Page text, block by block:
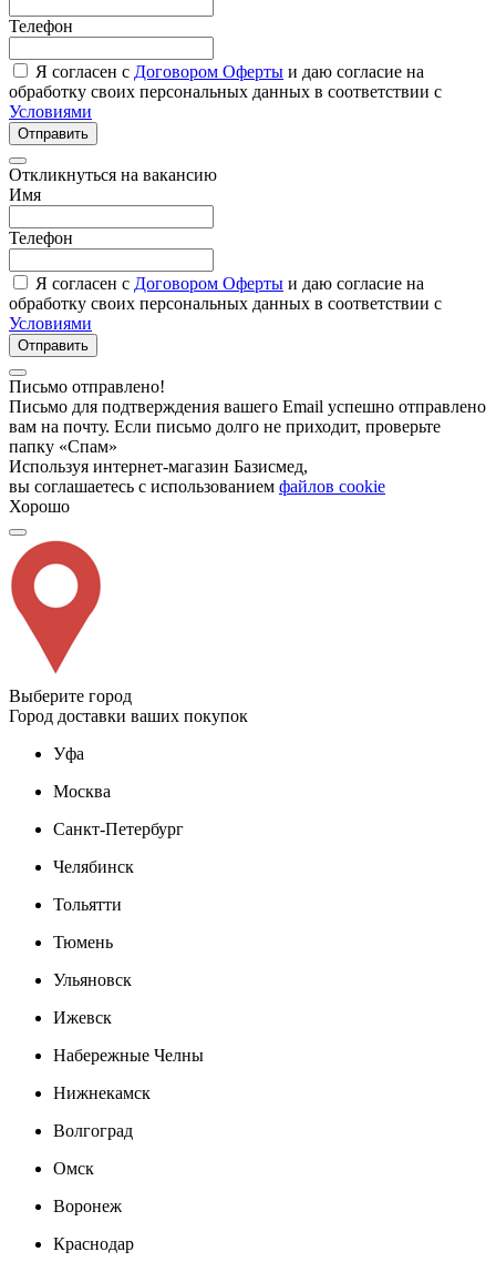
Телефон
Я согласен с Договором Оферты и даю согласие на
обработку своих персональных данных в соответствии с
Условиями
Отправить
Откликнуться на вакансию
Имя
Телефон
Я согласен с Договором Оферты и даю согласие на
обработку своих персональных данных в соответствии с
Условиями
Отправить
Письмо отправлено!
Письмо для подтверждения вашего Email успешно отправлено
вам на почту. Если письмо долго не приходит, проверьте
папку «Спам»
Используя интернет-магазин Базисмед,
вы соглашаетесь с использованием файлов cookie
Хорошо
Выберите город
Город доставки ваших покупок
Уфа
Москва
Санкт-Петербург
Челябинск
Тольятти
Тюмень
Ульяновск
Ижевск
Набережные Челны
Нижнекамск
Волгоград
Омск
Воронеж
Краснодар